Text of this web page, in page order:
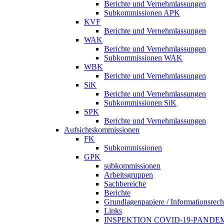
Berichte und Vernehmlassungen
Subkommissionen APK
KVF
Berichte und Vernehmlassungen
WAK
Berichte und Vernehmlassungen
Subkommissionen WAK
WBK
Berichte und Vernehmlassungen
SiK
Berichte und Vernehmlassungen
Subkommissionen SiK
SPK
Berichte und Vernehmlassungen
Aufsichtskommissionen
FK
Subkommissionen
GPK
subkommissionen
Arbeitsgruppen
Sachbereiche
Berichte
Grundlagenpapiere /
Links
INSPEKTION COVID-19-